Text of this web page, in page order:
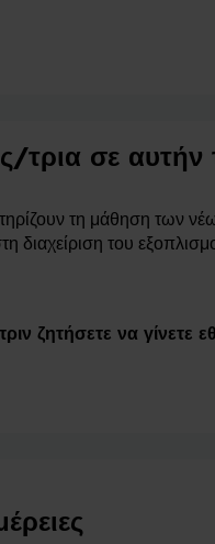
τη λέσχη
τρια σε
τη μάθηση των
του
ζητήσετε να γίνετε